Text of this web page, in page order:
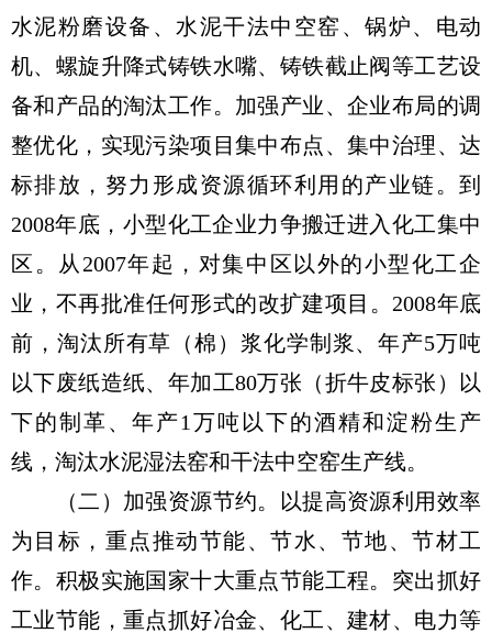
水泥粉磨设备、水泥干法中空窑、锅炉、电动
机、螺旋升降式铸铁水嘴、铸铁截止阀等工艺设
备和产品的淘汰工作。加强产业、企业布局的调
整优化，实现污染项目集中布点、集中治理、达
标排放，努力形成资源循环利用的产业链。到
2008年底，小型化工企业力争搬迁进入化工集中
区。从2007年起，对集中区以外的小型化工企
业，不再批准任何形式的改扩建项目。2008年底
前，淘汰所有草（棉）浆化学制浆、年产5万吨
以下废纸造纸、年加工80万张（折牛皮标张）以
下的制革、年产1万吨以下的酒精和淀粉生产
线，淘汰水泥湿法窑和干法中空窑生产线。
（二）加强资源节约。以提高资源利用效率
为目标，重点推动节能、节水、节地、节材工
作。积极实施国家十大重点节能工程。突出抓好
工业节能，重点抓好冶金、化工、建材、电力等